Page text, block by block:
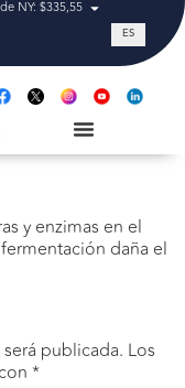
NY: $335,55 Tasa de
ES
y enzimas en el
daña el
publicada. Los
*